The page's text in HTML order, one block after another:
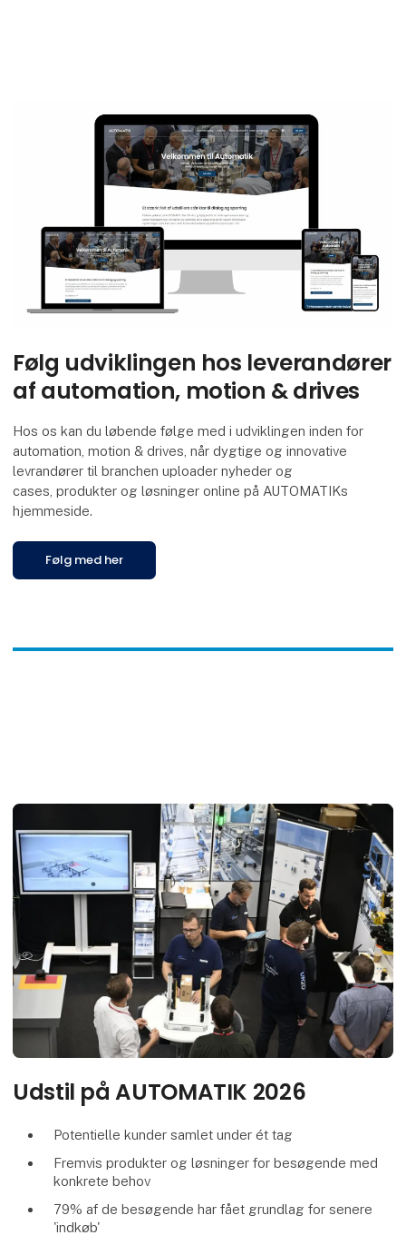
Følg udviklingen hos leverandører
af automation, motion & drives
Hos os kan du løbende følge med i udviklingen inden for
automation, motion & drives, når dygtige og innovative
levrandører til branchen uploader nyheder og
cases, produkter og løsninger online på AUTOMATIKs
hjemmeside.
Følg med her
Udstil på AUTOMATIK 2026
Potentielle kunder samlet under ét tag
Fremvis produkter og løsninger for besøgende med
konkrete behov
79% af de besøgende har fået grundlag for senere
'indkøb'